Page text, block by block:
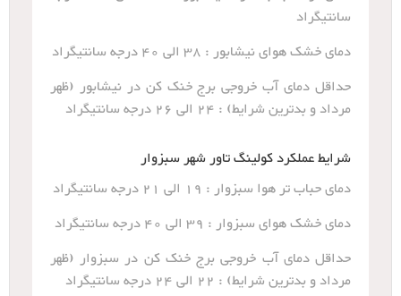
سانتیگراد
دمای خشک هوای نیشابور : 38 الی 40 درجه سانتیگراد
حداقل دمای آب خروجی برج خنک کن در نیشابور (ظهر
مرداد و بدترین شرایط) : 24 الی 26 درجه سانتیگراد
شرایط عملکرد کولینگ تاور شهر سبزوار
دمای حباب تر هوا سبزوار : 19 الی 21 درجه سانتیگراد
دمای خشک هوای سبزوار : 39 الی 40 درجه سانتیگراد
حداقل دمای آب خروجی برج خنک کن در سبزوار (ظهر
مرداد و بدترین شرایط) : 22 الی 24 درجه سانتیگراد